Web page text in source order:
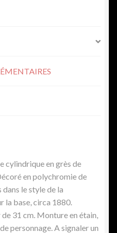
cylindrique en grès de
en polychromie de
le style de la
la base, circa 1880.
31 cm. Monture en étain,
personnage. A signaler un